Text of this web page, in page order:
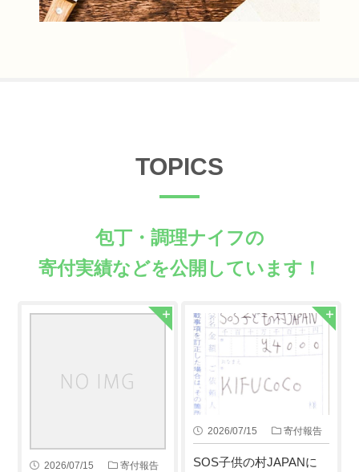
TOPICS
包丁・調理ナイフの
寄付実績などを公開しています！
2026/07/15 寄付報告
2026/07/15 寄付報告
SOS子供の村JAPANに